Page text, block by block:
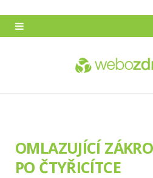
OMLAZUJÍCÍ
PO ČTYŘICÍTCE